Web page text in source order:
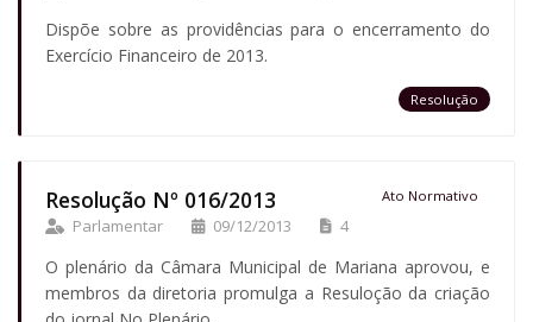
Dispõe sobre as providências para o encerramento do
Exercício Financeiro de 2013.
Resolução
Resolução Nº 016/2013 Ato Normativo
Parlamentar 09/12/2013 4
O plenário da Câmara Municipal de Mariana aprovou, e
membros da diretoria promulga a Resuloção da criação